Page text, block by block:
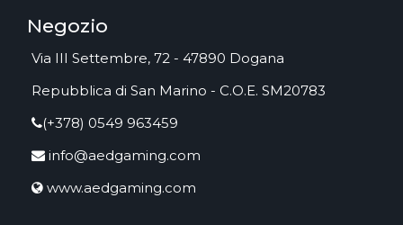
Negozio
Via III Settembre, 72 - 47890 Dogana
Repubblica di San Marino - C.O.E. SM20783
(+378) 0549 963459
info@aedgaming.com
www.aedgaming.com